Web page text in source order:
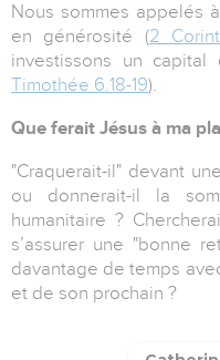
Nous sommes appelés
en générosité (2
investissons un
Timothée 6.18-19).
Que ferait Jésus à ma
"Craquerait-il" devant
ou donnerait-il la
humanitaire ?
s’assurer une "bonne
davantage de temps
et de son prochain ?